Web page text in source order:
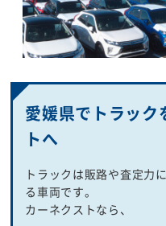
愛媛県でトラック
トへ
トラックは販路や査定力
る車両です。
カーネクストなら、